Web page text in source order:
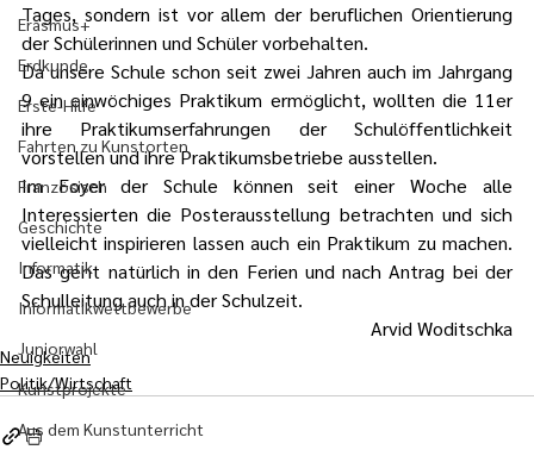
Erasmus+
Erdkunde
Erste-Hilfe
Fahrten zu Kunstorten
Französisch
Geschichte
Informatik
Informatikwettbewerbe
Juniorwahl
Kunstprojekte
Aus dem Kunstunterricht
Tages, sondern ist vor allem der beruflichen Orientierung
der Schülerinnen und Schüler vorbehalten.
Da unsere Schule schon seit zwei Jahren auch im Jahrgang
9 ein einwöchiges Praktikum ermöglicht, wollten die 11er
ihre Praktikumserfahrungen der Schulöffentlichkeit
vorstellen und ihre Praktikumsbetriebe ausstellen.
Im Foyer der Schule können seit einer Woche alle
Interessierten die Posterausstellung betrachten und sich
vielleicht inspirieren lassen auch ein Praktikum zu machen.
Das geht natürlich in den Ferien und nach Antrag bei der
Schulleitung auch in der Schulzeit.
Arvid Woditschka
Neuigkeiten
Politik/Wirtschaft